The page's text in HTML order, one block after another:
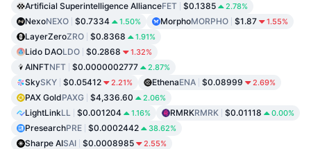
Artificial Superintelligence AllianceFET $0.1385 2.78%
NexoNEXO $0.7334 1.50% MorphoMORPHO $1.87 1.55%
LayerZeroZRO $0.8368 1.91%
Lido DAOLDO $0.2868 1.32%
AINFTNFT $0.0000002777 2.87%
SkySKY $0.05412 2.21% EthenaENA $0.08999 2.69%
PAX GoldPAXG $4,336.60 2.06%
LightLinkLL $0.001204 1.16% RMRKRMRK $0.01118 0.00%
PresearchPRE $0.0002442 38.62%
Sharpe AISAI $0.0008985 2.55%